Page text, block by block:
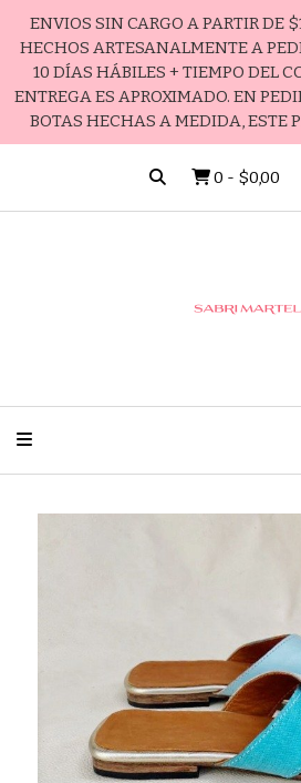
ENVIOS SIN CARGO A PARTIR DE
HECHOS ARTESANALMENTE A
10 DÍAS HÁBILES + TIEMPO DEL
ENTREGA ES APROXIMADO. EN
BOTAS HECHAS A MEDIDA, ESTE
0 - $0,00